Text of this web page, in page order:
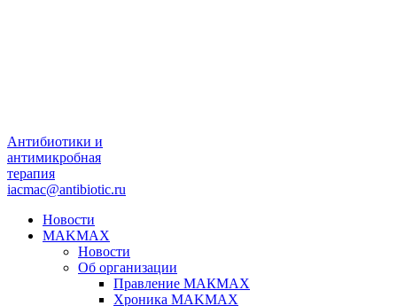
Антибиотики и
антимикробная
терапия
iacmac@antibiotic.ru
Новости
MAKMAX
Новости
Об организации
Правление МАКМАХ
Хроника MAKMAX